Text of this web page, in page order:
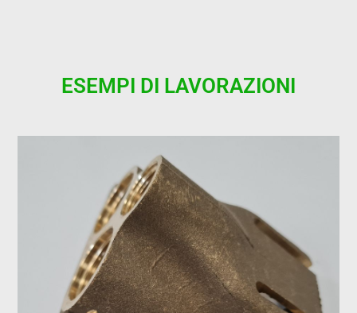
ESEMPI DI LAVORAZIONI